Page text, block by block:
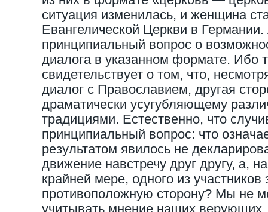
ситуация изменилась, и женщина
Евангелической Церкви в
принципиальный вопрос о
диалога в указанном формате. Ибо
свидетельствует о том, что,
диалог с Православием, другая
драматически усугубляющему
традициями. Естественно, что
принципиальный вопрос: что
результатом явилось не
движение навстречу друг другу, а,
крайней мере, одного из участников
противоположную сторону? Мы не
учитывать мнение наших верующих,